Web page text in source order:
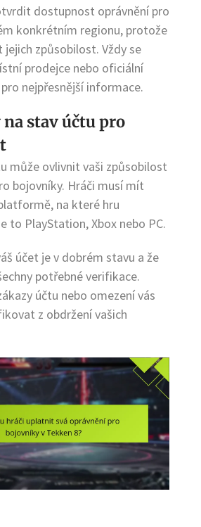
dostupnost oprávnění pro
konkrétním regionu, protože
způsobilost. Vždy se
prodejce nebo oficiální
nejpřesnější informace.
stav účtu pro
může ovlivnit vaši způsobilost
bojovníky. Hráči musí mít
na které hru
to PlayStation, Xbox nebo PC.
účet je v dobrém stavu a že
potřebné verifikace.
účtu nebo omezení vás
z obdržení vašich